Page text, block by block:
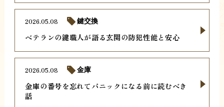
ベテランの鍵職人が語る玄関の防犯性能と安心
2026.05.08 鍵交換
金庫の番号を忘れてパニックになる前に読むべき
話
2026.05.08 金庫